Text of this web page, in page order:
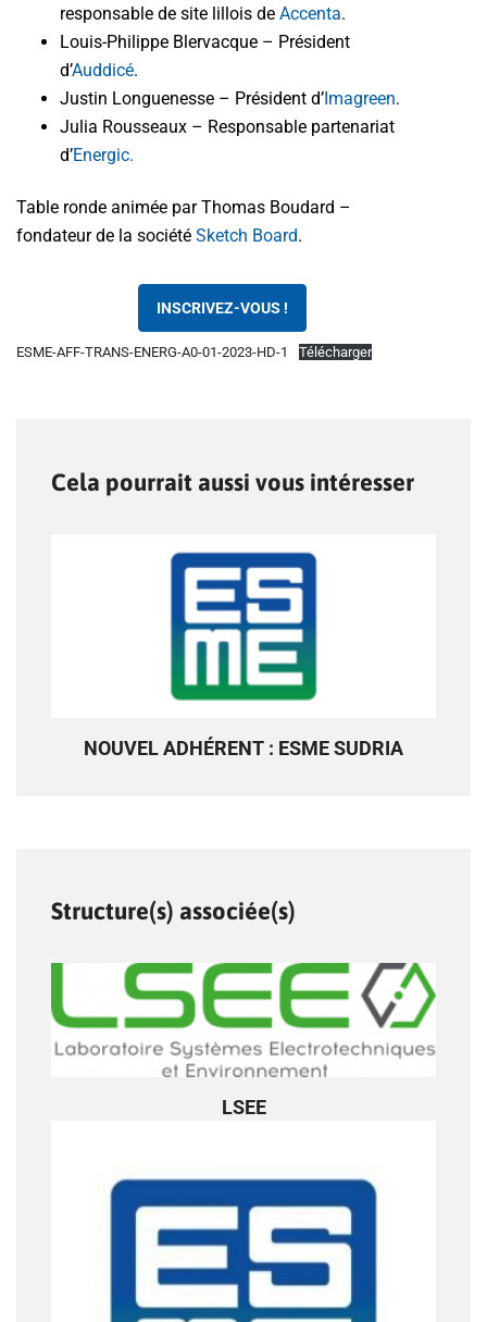
responsable de site lillois de Accenta.
Louis-Philippe Blervacque – Président
d’Auddicé.
Justin Longuenesse – Président d’Imagreen.
Julia Rousseaux – Responsable partenariat
d’Energic.
Table ronde animée par Thomas Boudard –
fondateur de la société Sketch Board.
INSCRIVEZ-VOUS !
ESME-AFF-TRANS-ENERG-A0-01-2023-HD-1 Télécharger
Cela pourrait aussi vous intéresser
NOUVEL ADHÉRENT : ESME SUDRIA
Structure(s) associée(s)
LSEE